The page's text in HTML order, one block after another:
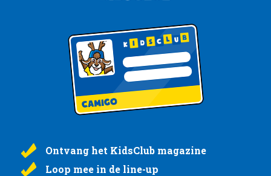
Ontvang het KidsClub magazine
Loop mee in de line-up